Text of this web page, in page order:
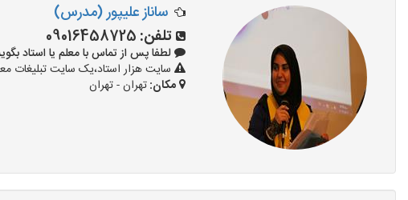
ساناز علیپور (مدرس)
تلفن: 09016458725
لطفا پس از تماس با معلم یا استاد بگویید:
سایت هزار استاد،یک سایت تبلیغات
مکان:تهران - تهران